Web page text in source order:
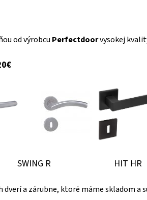
od výrobcu Perfectdoorvysokej
SWING R HIT HR
a zárubne, ktoré máme skladom a